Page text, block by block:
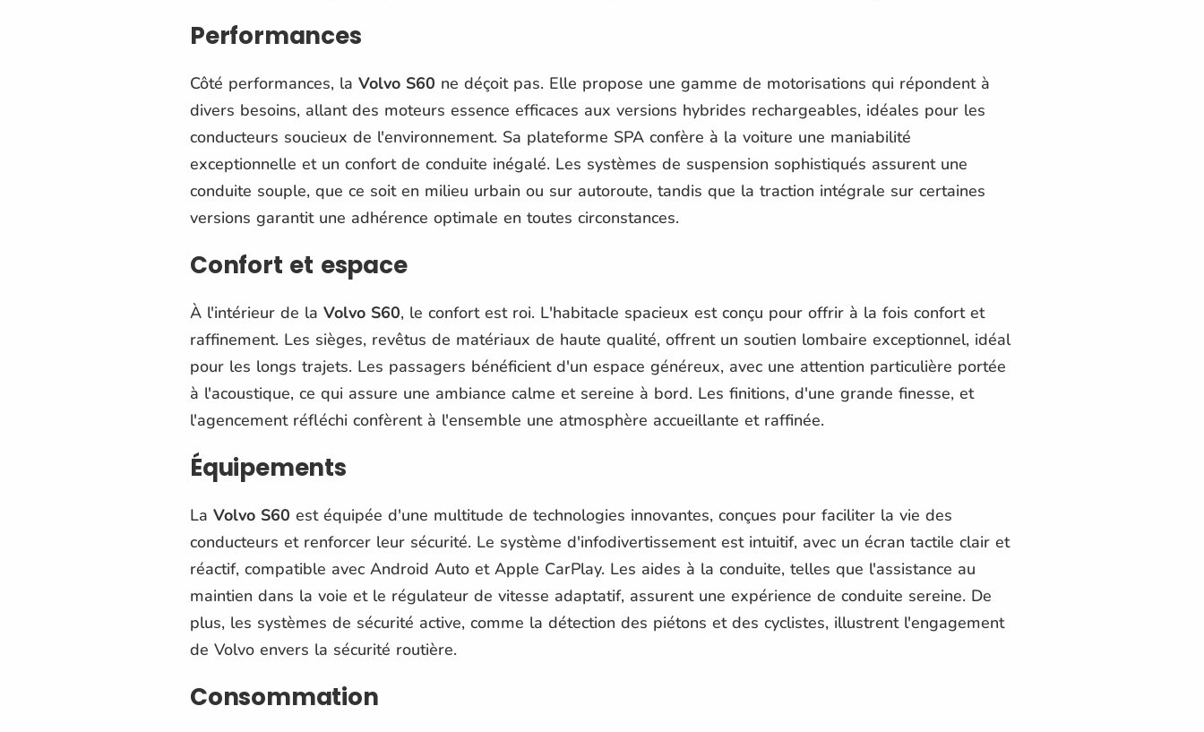
Performances
Côté performances, la Volvo S60 ne déçoit pas. Elle propose une gamme de motorisations qui répondent à
divers besoins, allant des moteurs essence efficaces aux versions hybrides rechargeables, idéales pour les
conducteurs soucieux de l'environnement. Sa plateforme SPA confère à la voiture une maniabilité
exceptionnelle et un confort de conduite inégalé. Les systèmes de suspension sophistiqués assurent une
conduite souple, que ce soit en milieu urbain ou sur autoroute, tandis que la traction intégrale sur certaines
versions garantit une adhérence optimale en toutes circonstances.
Confort et espace
À l'intérieur de la Volvo S60, le confort est roi. L'habitacle spacieux est conçu pour offrir à la fois confort et
raffinement. Les sièges, revêtus de matériaux de haute qualité, offrent un soutien lombaire exceptionnel, idéal
pour les longs trajets. Les passagers bénéficient d'un espace généreux, avec une attention particulière portée
à l'acoustique, ce qui assure une ambiance calme et sereine à bord. Les finitions, d'une grande finesse, et
l'agencement réfléchi confèrent à l'ensemble une atmosphère accueillante et raffinée.
Équipements
La Volvo S60 est équipée d'une multitude de technologies innovantes, conçues pour faciliter la vie des
conducteurs et renforcer leur sécurité. Le système d'infodivertissement est intuitif, avec un écran tactile clair et
réactif, compatible avec Android Auto et Apple CarPlay. Les aides à la conduite, telles que l'assistance au
maintien dans la voie et le régulateur de vitesse adaptatif, assurent une expérience de conduite sereine. De
plus, les systèmes de sécurité active, comme la détection des piétons et des cyclistes, illustrent l'engagement
de Volvo envers la sécurité routière.
Consommation